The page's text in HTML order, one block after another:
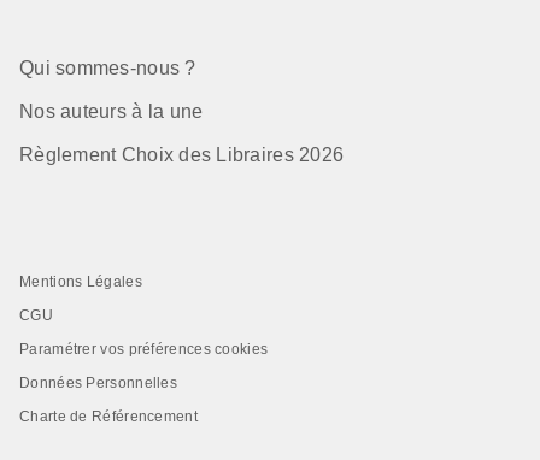
Qui sommes-nous ?
Nos auteurs à la une
Règlement Choix des Libraires 2026
Mentions Légales
CGU
Paramétrer vos préférences cookies
Données Personnelles
Charte de Référencement